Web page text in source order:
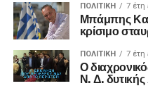
ΠΟΛΙΤΙΚΉ 7 έτη
Μπάμπης
κρίσιμο
ΠΟΛΙΤΙΚΉ 7 έτη
Ο
Ν. Δ.